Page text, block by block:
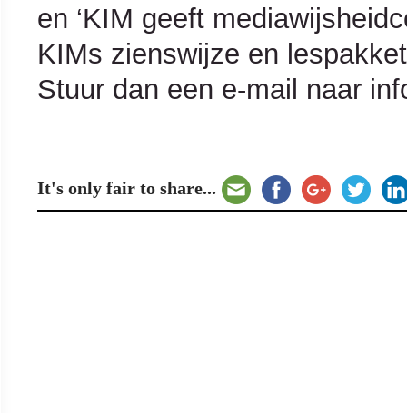
en ‘KIM geeft
KIMs zienswijze en
Stuur dan een e-mail naar
It's only fair to share...